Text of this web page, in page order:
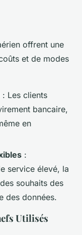
offrent une
et de modes
: Les clients
bancaire,
en
:
service élevé, la
souhaits des
des données.
Utilisés